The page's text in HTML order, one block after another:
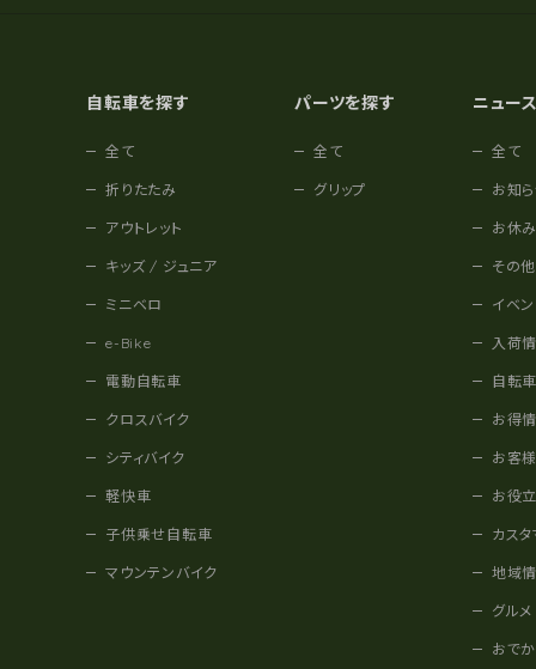
自転車を探す
全て
折りたたみ
アウトレット
キッズ / ジュニア
ミニベロ
e-Bike
電動自転車
クロスバイク
シティバイク
軽快車
子供乗せ自転車
マウンテンバイク
パーツを探す
全て
グリップ
ニュー
全て
お知
お休
その
イベン
入荷
自転
お得
お客様
お役
カス
地域
グルメ
おで